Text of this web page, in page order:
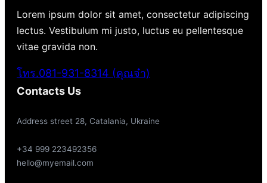
Lorem ipsum dolor sit amet, consectetur adipiscing
lectus. Vestibulum mi justo, luctus eu pellentesque
vitae gravida non.
โทร.081-931-8314 (คุณจ๋า)
Contacts Us
Address street 28, Catalania, Ukraine
+34 999 223492356
hello@myemail.com